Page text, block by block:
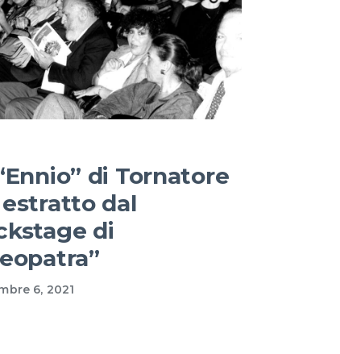
di Tornatore
dal
di
6, 2021